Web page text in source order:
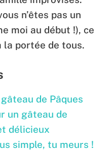
n’êtes pas un
moi au début !), ce
portée de tous.
de Pâques
un gâteau de
délicieux
simple, tu meurs !